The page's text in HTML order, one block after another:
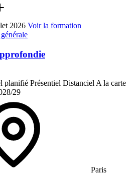
2026 Voir la formation
planifié Présentiel Distanciel A la carte
29
Paris